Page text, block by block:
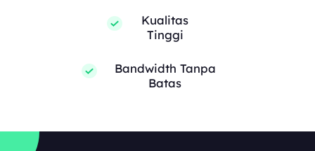
Kualitas
Tinggi
Bandwidth Tanpa
Batas